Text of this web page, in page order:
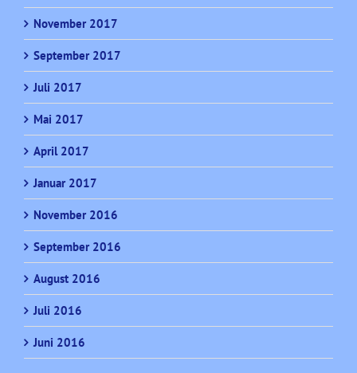
November 2017
September 2017
Juli 2017
Mai 2017
April 2017
Januar 2017
November 2016
September 2016
August 2016
Juli 2016
Juni 2016